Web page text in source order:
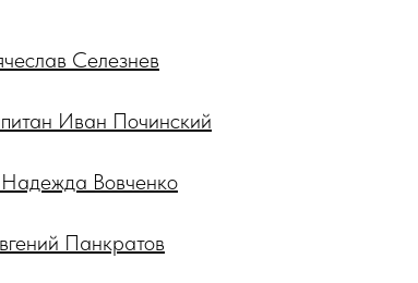
Селезнев
Иван Починский
Вовченко
Панкратов